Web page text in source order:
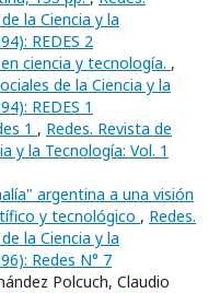
la Ciencia y la
REDES 2
ciencia y tecnología. ,
de la Ciencia y la
REDES 1
1 , Redes. Revista de
y la Tecnología: Vol. 1
argentina a una visión
y tecnológico , Redes.
la Ciencia y la
Redes N° 7
Polcuch, Claudio